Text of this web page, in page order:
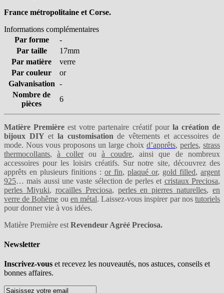
France métropolitaine et Corse.
Informations complémentaires
Par forme
-
Par taille
17mm
Par matière
verre
Par couleur
or
Galvanisation -
Nombre de
pièces
6
Matière Première est votre partenaire créatif pourla création de
bijoux DIY etla customisation de vêtements et accessoires de
mode. Nous vous proposons un large choix d’apprêts, perles, strass
thermocollants,à collerouà coudre, ainsi que de nombreux
accessoires pour les loisirs créatifs. Sur notre site, découvrez des
apprêts en plusieurs finitions : or fin, plaqué or, gold filled, argent
925… mais aussi une vaste sélection de perles et cristaux Preciosa,
perles Miyuki, rocailles Preciosa, perles en pierres naturelles, en
verre de Bohême ou en métal. Laissez-vous inspirer par nostutoriels
pour donner vie à vos idées.
Matière Première est Revendeur Agréé Preciosa.
Newsletter
Inscrivez-vous et recevez les nouveautés, nos astuces, conseils et
bonnes affaires.